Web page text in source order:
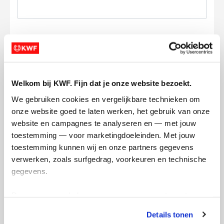
Welkom bij KWF. Fijn dat je onze website bezoekt.
We gebruiken cookies en vergelijkbare technieken om
onze website goed te laten werken, het gebruik van onze
website en campagnes te analyseren en — met jouw
toestemming — voor marketingdoeleinden. Met jouw
toestemming kunnen wij en onze partners gegevens
verwerken, zoals surfgedrag, voorkeuren en technische
gegevens.
tonen. Je kunt je toestemming op elk moment wijzigen of
Details tonen
Ik wil bijdragen aan de transactiekosten
en betaal €0.75 extra.
Doneer nu
Opgehaald
Word lid van ons team